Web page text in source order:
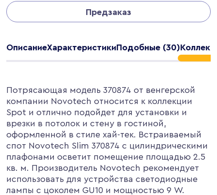
Предзаказ
ОписаниеХарактеристикиПодобные (30)
Потрясающая модель 370874 от венгерской
компании Novotech относится к коллекции
Spot и отлично подойдет для установки и
врезки в потолок и стену в гостиной,
оформленной в стиле хай-тек. Встраиваемый
спот Novotech Slim 370874 с цилиндрическими
плафонами осветит помещение площадью 2.5
кв. м. Производитель Novotech рекомендует
использовать для устройства светодиодные
лампы с цоколем GU10 и мощностью 9 W.